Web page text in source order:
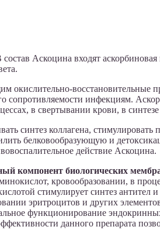
состав Аскоцина входят
окислительно-
инфекциям.
в свертывании крови, в
синтез коллагена,
белковообразующую и
действие Аскоцина.
компонент биологических
кровообразовании, в
стимулирует синтез антител
эритроцитов и других
функционирование
данного препарата